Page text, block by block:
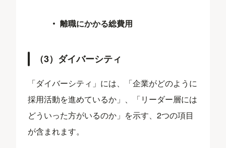
離職にかかる総費用
（3）ダイバーシティ
「ダイバーシティ」には、「企業がどのように
採用活動を進めているか」、「リーダー層には
どういった方がいるのか」を示す、2つの項目
が含まれます。